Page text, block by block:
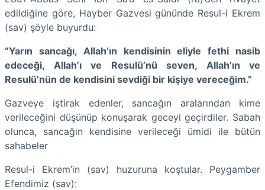
edildiğine göre, Hayber Gazvesi gününde Resul-i Ekrem
(sav) şöyle buyurdu:
“Yarın sancağı, Allah’ın kendisinin eliyle fethi nasib
edeceği, Allah’ı ve Resulü’nü seven, Allah’ın ve
Resulü’nün de kendisini sevdiği bir kişiye vereceğim.”
Gazveye iştirak edenler, sancağın aralarından kime
verileceğini düşünüp konuşarak geceyi geçirdiler. Sabah
olunca, sancağın kendisine verileceği ümidi ile bütün
sahabeler
Resul-i Ekrem’in (sav) huzuruna koştular. Peygamber
Efendimiz (sav):